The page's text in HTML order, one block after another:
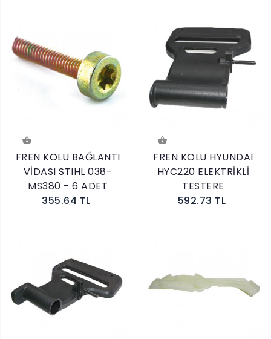
FREN KOLU BAĞLANTI
VİDASI STIHL 038-
MS380 - 6 ADET
355.64 TL
FREN KOLU HYUNDAI
HYC220 ELEKTRİKLİ
TESTERE
592.73 TL